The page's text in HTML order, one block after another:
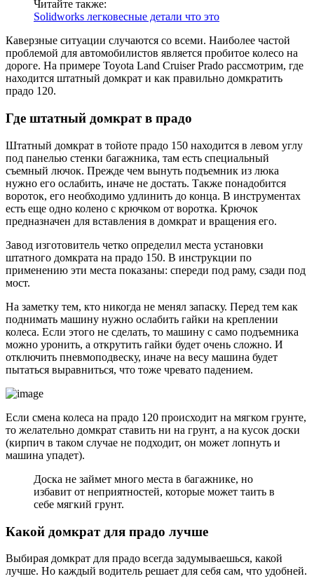
Читайте также:
Solidworks легковесные детали что это
Каверзные ситуации случаются со всеми. Наиболее частой
проблемой для автомобилистов является пробитое колесо на
дороге. На примере Toyota Land Cruiser Prado рассмотрим, где
находится штатный домкрат и как правильно домкратить
прадо 120.
Где штатный домкрат в прадо
Штатный домкрат в тойоте прадо 150 находится в левом углу
под панелью стенки багажника, там есть специальный
съемный лючок. Прежде чем вынуть подъемник из люка
нужно его ослабить, иначе не достать. Также понадобится
вороток, его необходимо удлинить до конца. В инструментах
есть еще одно колено с крючком от воротка. Крючок
предназначен для вставления в домкрат и вращения его.
Завод изготовитель четко определил места установки
штатного домкрата на прадо 150. В инструкции по
применению эти места показаны: спереди под раму, сзади под
мост.
На заметку тем, кто никогда не менял запаску. Перед тем как
поднимать машину нужно ослабить гайки на креплении
колеса. Если этого не сделать, то машину с само подъемника
можно уронить, а открутить гайки будет очень сложно. И
отключить пневмоподвеску, иначе на весу машина будет
пытаться выравниться, что тоже чревато падением.
Если смена колеса на прадо 120 происходит на мягком грунте,
то желательно домкрат ставить ни на грунт, а на кусок доски
(кирпич в таком случае не подходит, он может лопнуть и
машина упадет).
Доска не займет много места в багажнике, но
избавит от неприятностей, которые может таить в
себе мягкий грунт.
Какой домкрат для прадо лучше
Выбирая домкрат для прадо всегда задумываешься, какой
лучше. Но каждый водитель решает для себя сам, что удобней.